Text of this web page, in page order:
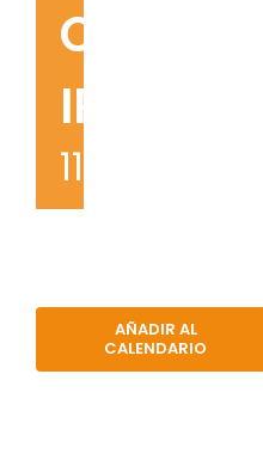
Curso
IRATA
11 May 09:00
AÑADIR AL
CALENDARIO